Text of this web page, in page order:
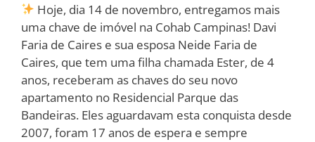
Hoje, dia 14 de novembro, entregamos mais
uma chave de imóvel na Cohab Campinas! Davi
Faria de Caires e sua esposa Neide Faria de
Caires, que tem uma filha chamada Ester, de 4
anos, receberam as chaves do seu novo
apartamento no Residencial Parque das
Bandeiras. Eles aguardavam esta conquista desde
2007, foram 17 anos de espera e sempre